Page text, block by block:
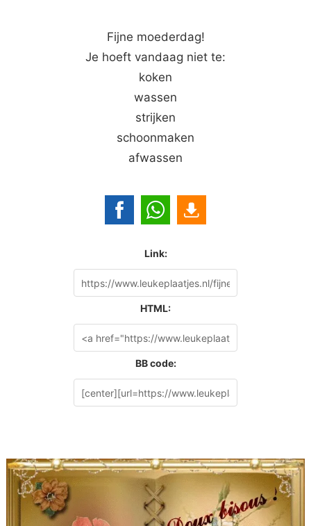
Fijne moederdag!
Je hoeft vandaag niet te:
koken
wassen
strijken
schoonmaken
afwassen
Link:
HTML:
BB code: